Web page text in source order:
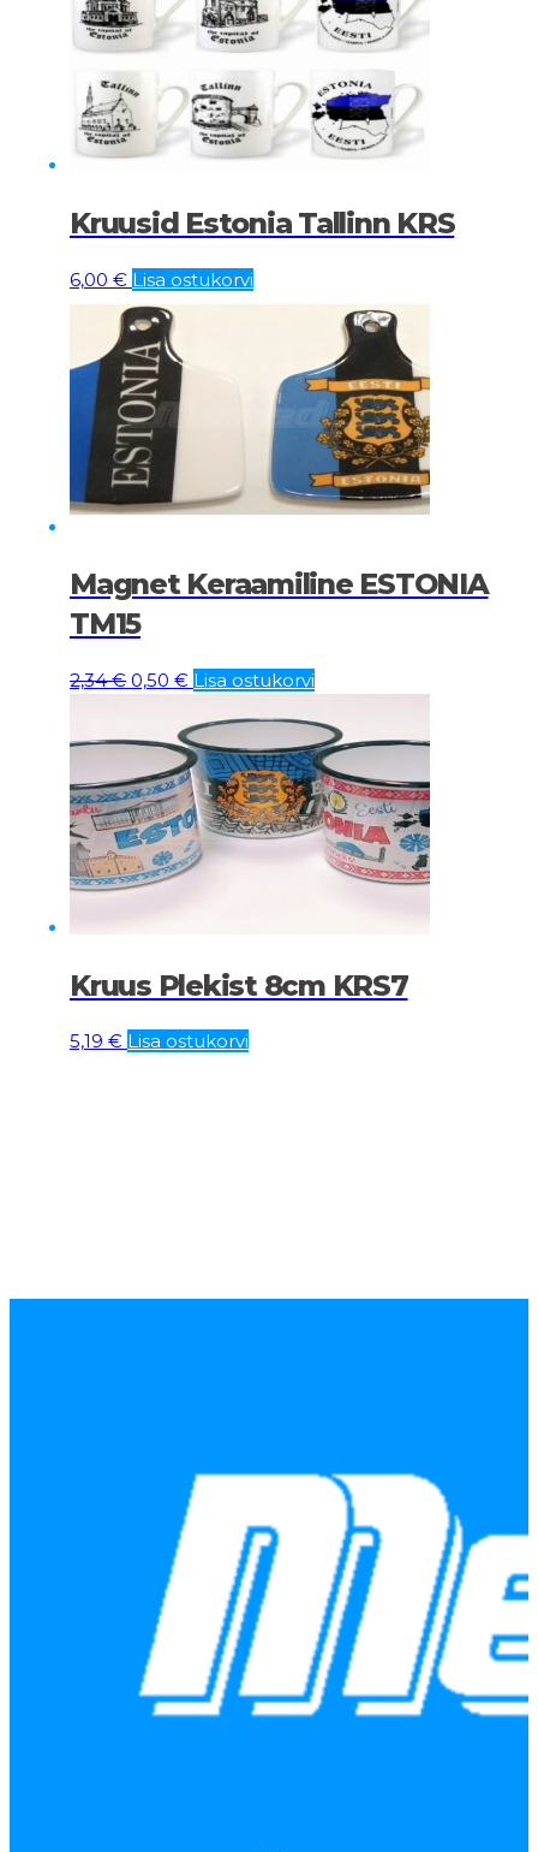
Kruusid Estonia Tallinn KRS
6,00 € Lisa ostukorvi
Magnet Keraamiline ESTONIA
TM15
2,34€ Algne
2,34 €.
0,50 € Current
is:
0,50 €.
Lisa ostukorvi
Kruus Plekist 8cm KRS7
5,19 € Lisa ostukorvi